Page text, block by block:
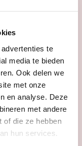
te
media te bieden
Ook delen we
met onze
en analyse. Deze
met andere
of die ze hebben
hun services.